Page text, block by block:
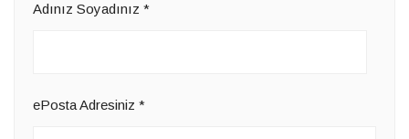
Adınız Soyadınız *
ePosta Adresiniz *